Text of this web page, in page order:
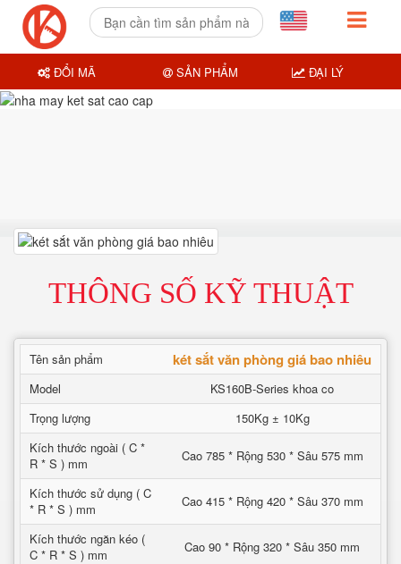
THÔNG SỐ KỸ THUẬT
Tên sản phẩm két sắt văn phòng giá bao nhiêu
Model
KS160B-Series khoa co
Trọng lượng
150Kg ± 10Kg
Kích thước ngoài ( C *
R * S ) mm
Cao 785 * Rộng 530 * Sâu 575 mm
Kích thước sử dụng ( C
* R * S ) mm
Cao 415 * Rộng 420 * Sâu 370 mm
Kích thước ngăn kéo (
C * R * S ) mm
Cao 90 * Rộng 320 * Sâu 350 mm
ĐỔI MÃ SẢN PHẨM ĐẠI LÝ